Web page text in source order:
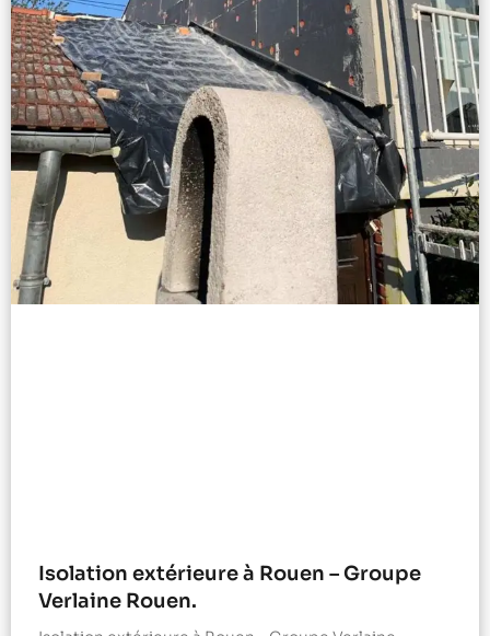
Isolation extérieure à Rouen – Groupe
Verlaine Rouen.